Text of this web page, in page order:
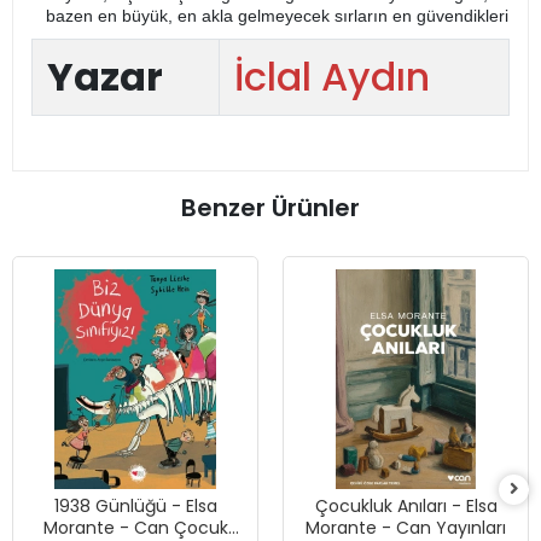
bazen en büyük, en akla gelmeyecek sırların en güvendikleri
Yazar İclal Aydın
Benzer Ürünler
1938 Günlüğü - Elsa
Morante - Can Çocuk
Çocukluk Anıları - Elsa
Morante - Can Yayınları